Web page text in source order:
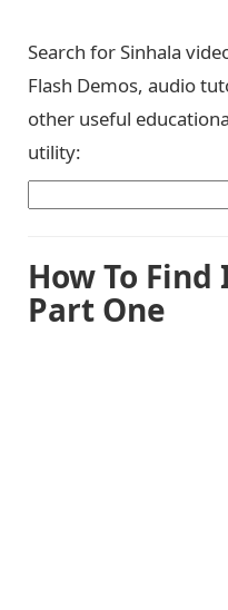
Search for Sinhala
Flash Demos, audio
other useful
utility:
How To
Part One